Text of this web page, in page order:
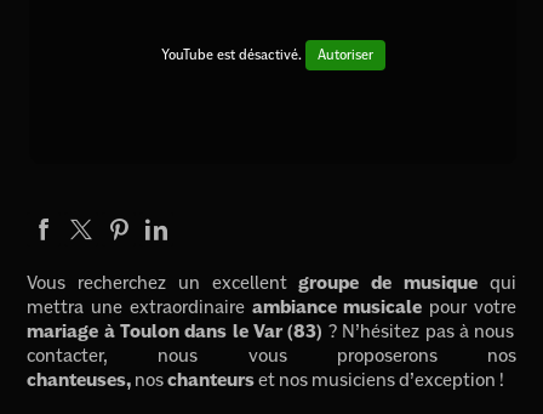
YouTube est désactivé. Autoriser
Vous recherchez un excellentgroupe de musiquequi
mettra une extraordinaire ambiance musicale pour votre
mariage à Toulon dans le Var (83) ? N’hésitez pas à nous
contacter, nous vous proposerons nos
chanteuses, noschanteurset nos musiciens d’exception !